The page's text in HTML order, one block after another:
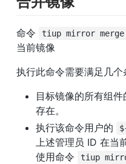
命令 tiup mirror merge
当前镜像
执行此命令需要满足几个
目标镜像的所有组
存在。
执行该命令用户的
上述管理员 ID 在当
使用命令
tiup